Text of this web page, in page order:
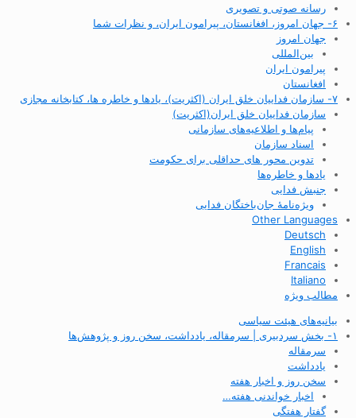
رسانه صوتی و تصویری
۶- جهان امروز، افغانستان، پیرامون ایران، و نظرات شما
جهان امروز
بین‌المللی
پیرامون ایران
افغانستان
۷- سازمان فداییان خلق ایران (اکثریت)، یادها و خاطره ها، کتابخانه مجازی
سازمان فداییان خلق ایران(اکثریت)
پیام‌ها و اطلاعیه‌های سازمانی
اسناد سازمان
تدوین محور های حداقلی برای حکومت
یادها و خاطره‌ها
جنبش فدایی
ویژه‌نامهٔ جان‌باختگان فدایی
Other Languages
Deutsch
English
Francais
Italiano
مطالب ویژه
بیانیه‌های هیئت سیاسی
۱- بخش سردبیری | سرمقاله، یادداشت، سخن روز و پژوهش‌ها
سرمقاله
یادداشت
سخن روز و اخبار هفته
اخبار خواندنی هفته…
گفتار هفتگی